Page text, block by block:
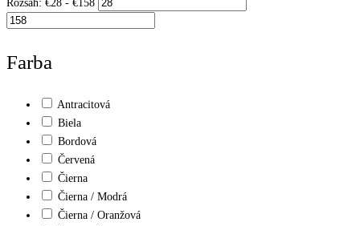
Rozsah: €28 - €158
Farba
Antracitová
Biela
Bordová
Červená
Čierna
Čierna / Modrá
Čierna / Oranžová